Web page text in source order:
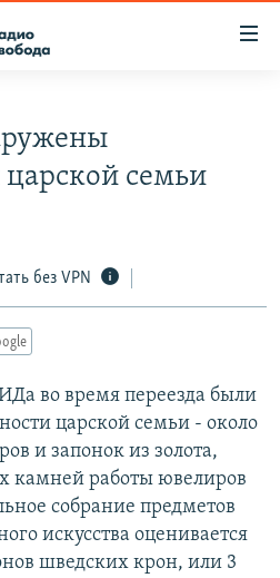
семьи
без VPN
во время переезда были
царской семьи - около
и запонок из золота,
камней работы ювелиров
собрание предметов
искусства оценивается
шведских крон, или 3